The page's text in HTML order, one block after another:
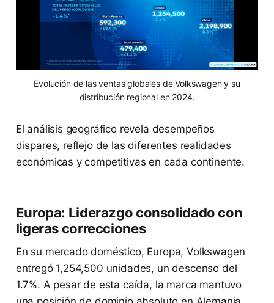
Evolución de las ventas globales de Volkswagen y su
distribución regional en 2024.
El análisis geográfico revela desempeños
dispares, reflejo de las diferentes realidades
económicas y competitivas en cada continente.
Europa: Liderazgo consolidado con
ligeras correcciones
En su mercado doméstico, Europa, Volkswagen
entregó 1,254,500 unidades, un descenso del
1.7%. A pesar de esta caída, la marca mantuvo